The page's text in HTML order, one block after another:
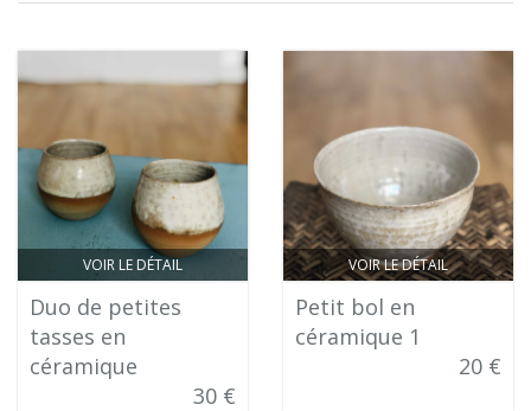
VOIR LE DÉTAIL
Duo de petites
tasses en
céramique
30 €
VOIR LE DÉTAIL
Petit bol en
céramique 1
20 €